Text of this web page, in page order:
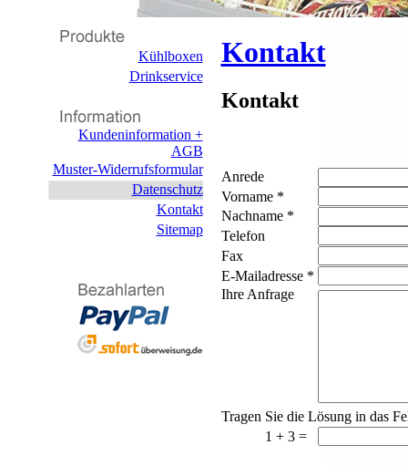
Kühlboxen
Drinkservice
Kundeninformation +
AGB
Muster-Widerrufsformular
Datenschutz
Kontakt
Sitemap
Kontakt
Kontakt
Anrede
Vorname *
Nachname *
Telefon
Fax
E-Mailadresse *
Ihre Anfrage
Tragen Sie die Lösung in das
1 + 3 =